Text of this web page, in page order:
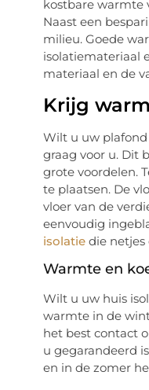
kostbare warmte
Naast een
milieu. Goede
isolatiemateriaal
materiaal en de
Krijg
Wilt u uw plafond
graag voor u. Dit
grote voordelen.
te plaatsen. De
vloer van de
eenvoudig
isolatiedie netjes
Warmte en
Wilt u uw huis
warmte in de
het best contact
u gegarandeerd
en in de zomer